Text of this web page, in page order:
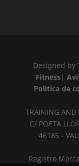
Designed by
Fitness|
Política de
TRAINING AND
C/ POETA
46185 -
Registro